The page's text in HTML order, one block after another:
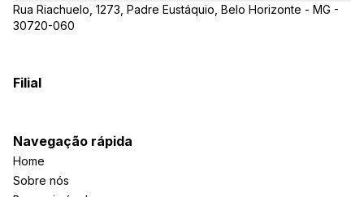
Rua Riachuelo, 1273, Padre Eustáquio, Belo Horizonte - MG -
30720-060
Filial
Navegação rápida
Home
Sobre nós